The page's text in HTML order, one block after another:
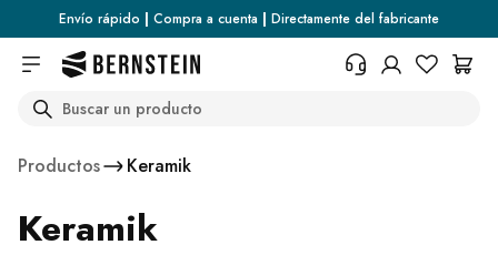
Skip to main content
Envío rápido | Compra a cuenta | Directamente del fabricante
Search
Productos Keramik
Keramik